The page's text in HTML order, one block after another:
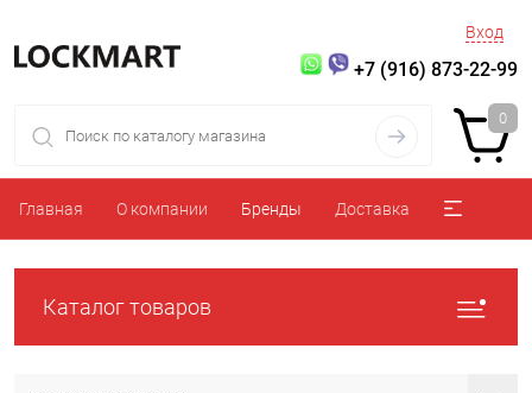
Вход
+7 (916) 873-22-99
0
Главная О компании Бренды Доставка
Каталог товаров